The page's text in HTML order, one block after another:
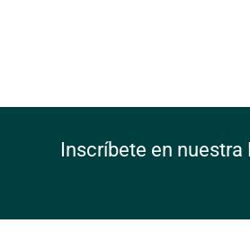
Inscríbete en